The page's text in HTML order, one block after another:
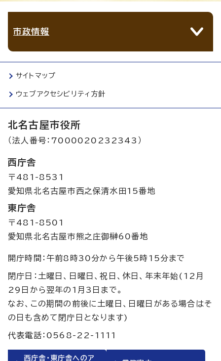
市政情報
サイトマップ
ウェブアクセシビリティ方針
北名古屋市役所
（法人番号：7000020232343）
西庁舎
〒481-8531
愛知県北名古屋市西之保清水田15番地
東庁舎
〒481-8501
愛知県北名古屋市熊之庄御榊60番地
開庁時間：午前8時30分から午後5時15分まで
閉庁日：土曜日、日曜日、祝日、休日、年末年始(12月
29日から翌年の1月3日まで。
なお、この期間の前後に土曜日、日曜日がある場合はそ
の日も含めて閉庁日となります)
代表電話：0568-22-1111
西庁舎・東庁舎へのア